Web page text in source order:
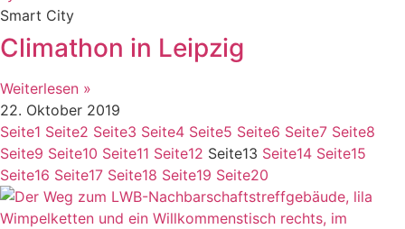
Smart City
Climathon in Leipzig
Weiterlesen »
22. Oktober 2019
Seite1 Seite2 Seite3 Seite4 Seite5 Seite6 Seite7 Seite8
Seite9 Seite10 Seite11 Seite12 Seite13 Seite14 Seite15
Seite16 Seite17 Seite18 Seite19 Seite20